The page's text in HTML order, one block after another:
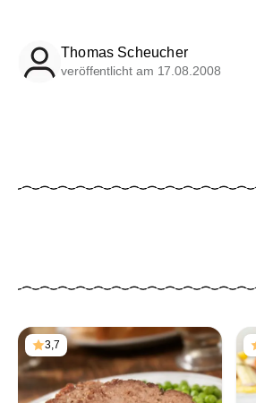
Thomas Scheucher
veröffentlicht am 17.08.2008
3,7